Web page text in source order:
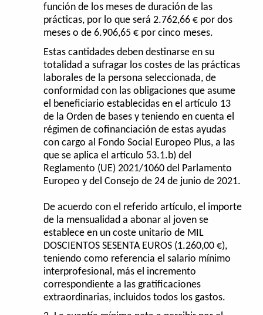
función de los meses de duración de las
prácticas, por lo que será 2.762,66 € por dos
meses o de 6.906,65 € por cinco meses.
Estas cantidades deben destinarse en su
totalidad a sufragar los costes de las prácticas
laborales de la persona seleccionada, de
conformidad con las obligaciones que asume
el beneficiario establecidas en el artículo 13
de la Orden de bases y teniendo en cuenta el
régimen de cofinanciación de estas ayudas
con cargo al Fondo Social Europeo Plus, a las
que se aplica el artículo 53.1.b) del
Reglamento (UE) 2021/1060 del Parlamento
Europeo y del Consejo de 24 de junio de 2021.
De acuerdo con el referido artículo, el importe
de la mensualidad a abonar al joven se
establece en un coste unitario de MIL
DOSCIENTOS SESENTA EUROS (1.260,00 €),
teniendo como referencia el salario mínimo
interprofesional, más el incremento
correspondiente a las gratificaciones
extraordinarias, incluidos todos los gastos.